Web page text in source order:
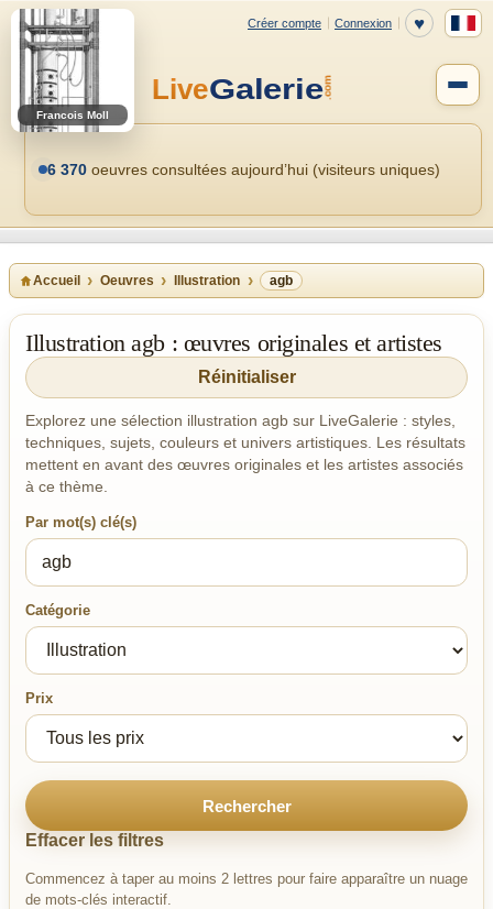
Francois Moll
6 370 oeuvres consultées aujourd’hui (visiteurs uniques)
Accueil Oeuvres Illustration agb
Illustration agb : œuvres originales et artistes
Réinitialiser
Explorez une sélection illustration agb sur LiveGalerie : styles,
techniques, sujets, couleurs et univers artistiques. Les résultats
mettent en avant des œuvres originales et les artistes associés
à ce thème.
Par mot(s) clé(s)
Catégorie
Prix
Rechercher
Effacer les filtres
Commencez à taper au moins 2 lettres pour faire apparaître un nuage
de mots-clés interactif.